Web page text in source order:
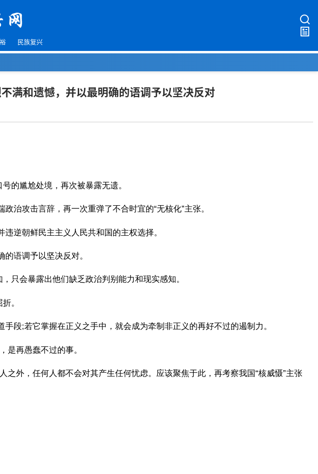
民族复兴
满和遗憾，并以最明确的语调予以坚决反对
的尴尬处境，再次被暴露无遗。
治攻击言辞，再一次重弹了不合时宜的“无核化”主张。
逆朝鲜民主主义人民共和国的主权选择。
语调予以坚决反对。
只会暴露出他们缺乏政治判别能力和现实感知。
。
段;若它掌握在正义之手中，就会成为牵制非正义的再好不过的遏制力。
是再愚蠢不过的事。
外，任何人都不会对其产生任何忧虑。应该聚焦于此，再考察我国“核威慑”主张